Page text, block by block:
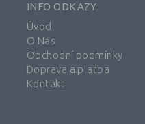
INFO ODKAZY
Úvod
O Nás
Obchodní podmínky
Doprava a platba
Kontakt